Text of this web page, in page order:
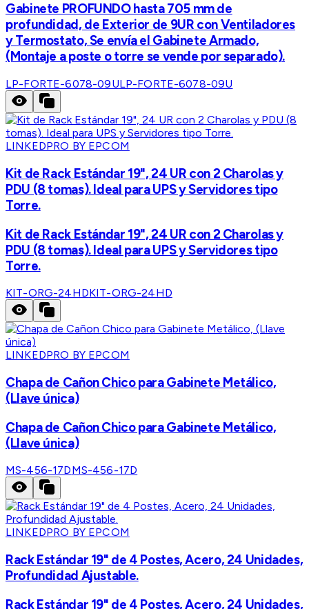
Gabinete PROFUNDO hasta 705 mm de
profundidad, de Exterior de 9UR con Ventiladores
y Termostato, Se envía el Gabinete Armado,
(Montaje a poste o torre se vende por separado).
LP-FORTE-6078-09ULP-FORTE-6078-09U
LINKEDPRO BY EPCOM
Kit de Rack Estándar 19", 24 UR con 2 Charolas y
PDU (8 tomas). Ideal para UPS y Servidores tipo
Torre.
Kit de Rack Estándar 19", 24 UR con 2 Charolas y
PDU (8 tomas). Ideal para UPS y Servidores tipo
Torre.
KIT-ORG-24HDKIT-ORG-24HD
LINKEDPRO BY EPCOM
Chapa de Cañon Chico para Gabinete Metálico,
(Llave única)
Chapa de Cañon Chico para Gabinete Metálico,
(Llave única)
MS-456-17DMS-456-17D
LINKEDPRO BY EPCOM
Rack Estándar 19" de 4 Postes, Acero, 24 Unidades,
Profundidad Ajustable.
Rack Estándar 19" de 4 Postes, Acero, 24 Unidades,